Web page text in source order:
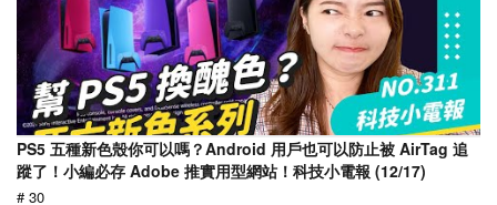
PS5 五種新色殼你可以嗎？Android 用戶也可以防止被 AirTag 追
蹤了！小編必存 Adobe 推實用型網站！科技小電報 (12/17)
# 30